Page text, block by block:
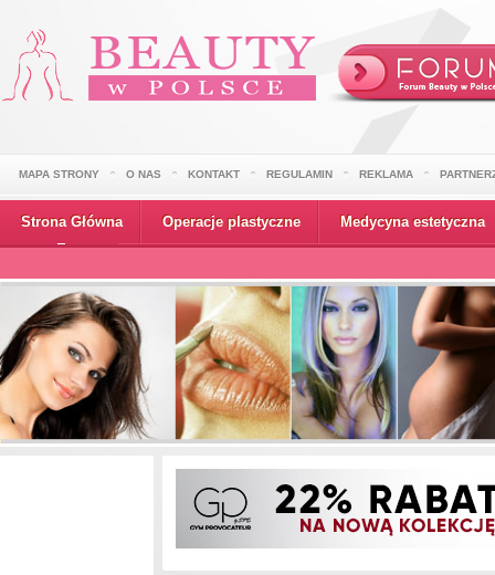
MAPA STRONY O NAS KONTAKT REGULAMIN REKLAMA
Strona Główna Operacje plastyczne Medycyna estetyczna